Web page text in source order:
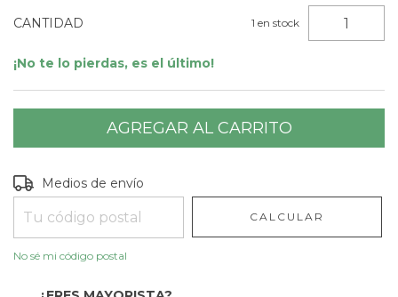
CANTIDAD 1 en stock
¡No te lo pierdas, es el último!
Entregas para el CP:
Medios de envío
CALCULAR
No sé mi código postal